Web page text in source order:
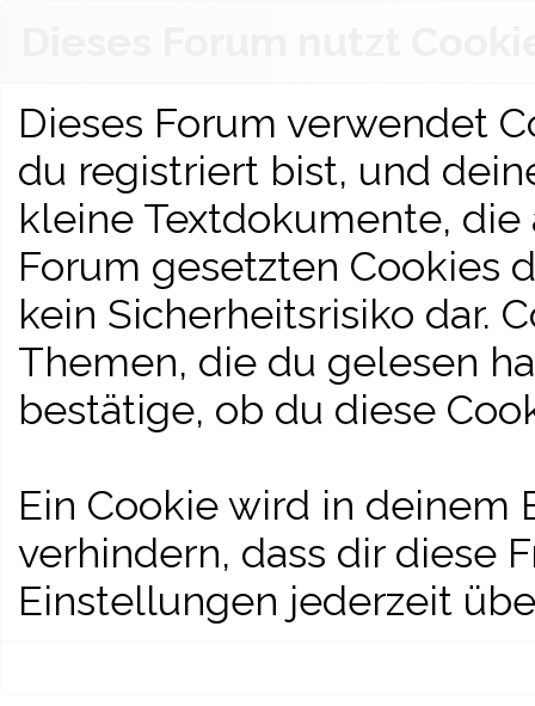
Dieses Forum verwendet
du registriert bist, und
kleine Textdokumente,
Forum gesetzten Cookies
kein Sicherheitsrisiko dar.
Themen, die du gelesen
bestätige, ob du diese
Ein Cookie wird in deinem
verhindern, dass dir diese
Einstellungen jederzeit